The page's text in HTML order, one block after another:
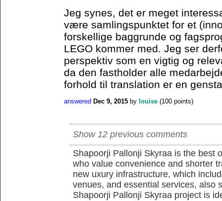
Jeg synes, det er meget
være samlingspunktet for et
forskellige baggrunde og
LEGO kommer med. Jeg ser
perspektiv som en vigtig og
da den fastholder alle
forhold til translation er en
answered Dec 9, 2015 by louise (100 points)
Show 12 previous comments
Shapoorji Pallonji Skyraa is the best
who value convenience and shorter
new uxury infrastructure, which
venues, and essential services, also
Shapoorji Pallonji Skyraa project is